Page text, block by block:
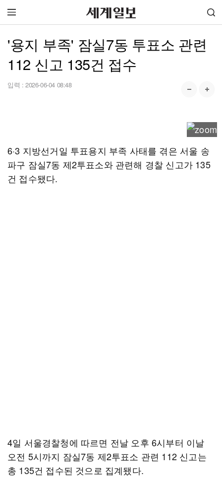
'용지 부족' 잠실7동 투표소 관련
112 신고 135건 접수
입력 : 2026-06-04 08:48
6·3 지방선거일 투표용지 부족 사태를 겪은 서울 송
파구 잠실7동 제2투표소와 관련해 경찰 신고가 135
건 접수됐다.
4일 서울경찰청에 따르면 전날 오후 6시부터 이날
오전 5시까지 잠실7동 제2투표소 관련 112 신고는
총 135건 접수된 것으로 집계됐다.